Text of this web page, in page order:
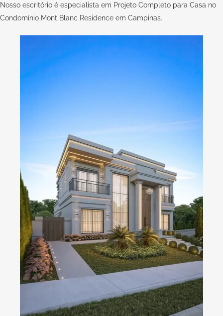
Nosso escritório é especialista em Projeto Completo para Casa no
Condomínio Mont Blanc Residence em Campinas.